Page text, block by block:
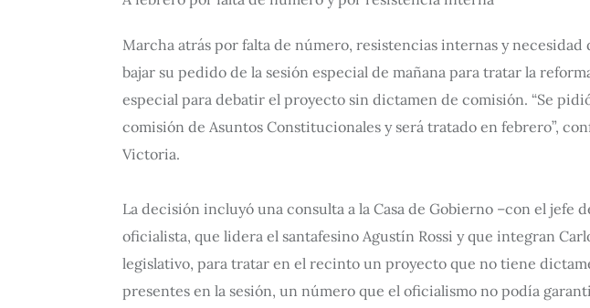
Marcha atrás por falta de número, resistencias internas y
bajar su pedido de la sesión especial de mañana para tratar la
especial para debatir el proyecto sin dictamen de comisión. “Se
comisión de Asuntos Constitucionales y será tratado en febrero”,
Victoria.
La decisión incluyó una consulta a la Casa de Gobierno –con el
oficialista, que lidera el santafesino Agustín Rossi y que integran
legislativo, para tratar en el recinto un proyecto que no tiene
presentes en la sesión, un número que el oficialismo no podía